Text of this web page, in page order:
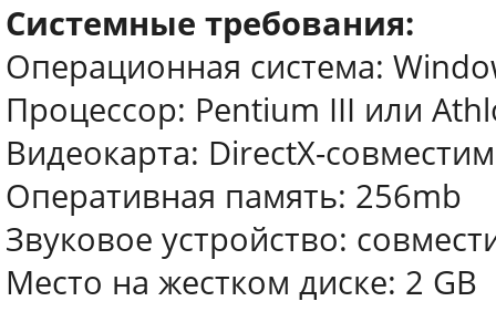
Системные требования:
Операционная система:
Процессор: Pentium III или
Видеокарта: DirectX-
Оперативная память: 256mb
Звуковое устройство:
Место на жестком диске: 2 GB